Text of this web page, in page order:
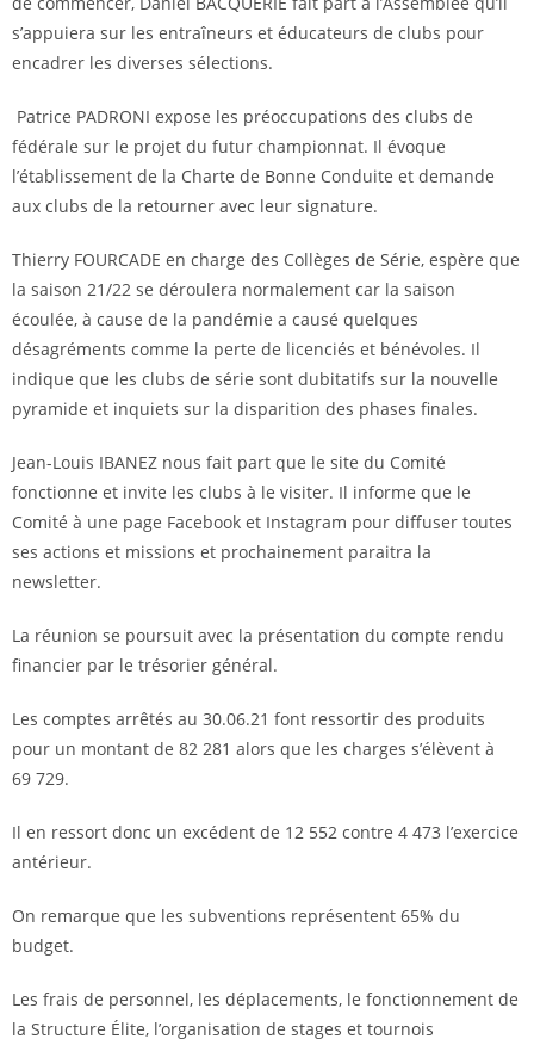
s’appuiera sur les entraîneurs et éducateurs de clubs pour
encadrer les diverses sélections.
Patrice PADRONI expose les préoccupations des clubs de
fédérale sur le projet du futur championnat. Il évoque
l’établissement de la Charte de Bonne Conduite et demande
aux clubs de la retourner avec leur signature.
Thierry FOURCADE en charge des Collèges de Série, espère que
la saison 21/22 se déroulera normalement car la saison
écoulée, à cause de la pandémie a causé quelques
désagréments comme la perte de licenciés et bénévoles. Il
indique que les clubs de série sont dubitatifs sur la nouvelle
pyramide et inquiets sur la disparition des phases finales.
Jean-Louis IBANEZ nous fait part que le site du Comité
fonctionne et invite les clubs à le visiter. Il informe que le
Comité à une page Facebook et Instagram pour diffuser toutes
ses actions et missions et prochainement paraitra la
newsletter.
La réunion se poursuit avec la présentation du compte rendu
financier par le trésorier général.
Les comptes arrêtés au 30.06.21 font ressortir des produits
pour un montant de 82 281 alors que les charges s’élèvent à
69 729.
Il en ressort donc un excédent de 12 552 contre 4 473 l’exercice
antérieur.
On remarque que les subventions représentent 65% du
budget.
Les frais de personnel, les déplacements, le fonctionnement de
la Structure Élite, l’organisation de stages et tournois